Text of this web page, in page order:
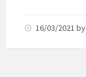
16/03/2021 by